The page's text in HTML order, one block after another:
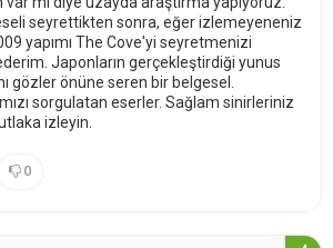
seyrettikten sonra, eğer izlemeyeneniz
yapımı The Cove'yi seyretmenizi
Japonların gerçekleştirdiği yunus
gözler önüne seren bir belgesel.
sorgulatan eserler. Sağlam sinirleriniz
izleyin.
0